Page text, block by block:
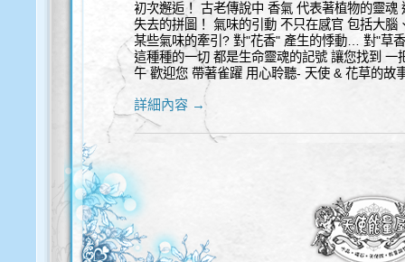
初次邂逅！ 古老傳說中 香氣 代表著植物的靈
失去的拼圖！ 氣味的引動 不只在感官 包括大
某些氣味的牽引? 對"花香" 產生的悸動… 對"草
這種種的一切 都是生命靈魂的記號 讓您找到
午 歡迎您 帶著雀躍 用心聆聽- 天使 & 花草的故
詳細內容 →